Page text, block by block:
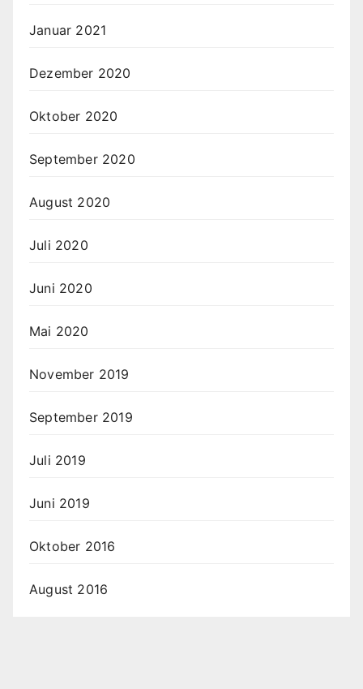
Januar 2021
Dezember 2020
Oktober 2020
September 2020
August 2020
Juli 2020
Juni 2020
Mai 2020
November 2019
September 2019
Juli 2019
Juni 2019
Oktober 2016
August 2016